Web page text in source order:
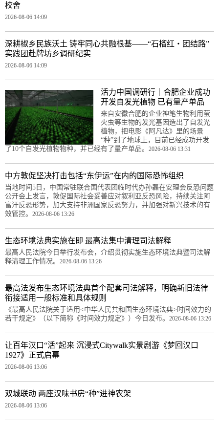
校舍
2026-08-06 14:09
深耕椒乡民族沃土 铸牢同心共融根基——“石榴红・团结路”
实践团赴牌坊乡调研纪实
2026-08-06 14:09
活力中国调研行｜合肥企业成功
开发自发光植物 已有量产单品
来自安徽合肥的企业神笔生物利用萤
火虫等生物的发光基因造出了自发光
植物，把电影《阿凡达》里的场景
“种”到了地球上，目前已经成功开发
了10个自发光植物物种，并已经有了量产单品。 2026-08-06 13:31
中方敦促坚决打击包括“东伊运”在内的国际恐怖组织
当地时间5日，中国常驻联合国代表团临时代办孙磊在安理会反恐问题
公开会上发言，敦促国际社会妥善应对叙利亚反恐风险，持续关注阿
富汗反恐形势，加大支持非洲国家反恐努力，并加强对新兴技术的有
效管控。 2026-08-06 13:26
生态环境法典实施在即 最高法集中清理司法解释
最高人民法院今日举行发布会，介绍贯彻实施生态环境法典暨司法解
释清理工作情况。 2026-08-06 13:26
最高法发布生态环境法典首个配套司法解释，明确新旧法律
衔接适用一般标准和具体规则
《最高人民法院关于适用<中华人民共和国生态环境法典>时间效力的
若干规定》（以下简称《时间效力规定》）今日发布。 2026-08-06 13:26
让百年汉口“活”起来 沉浸式Citywalk实景剧游《梦回汉口
1927》正式启幕
2026-08-06 13:06
双城联动 两座汉味书房“种”进神农架
2026-08-06 13:06